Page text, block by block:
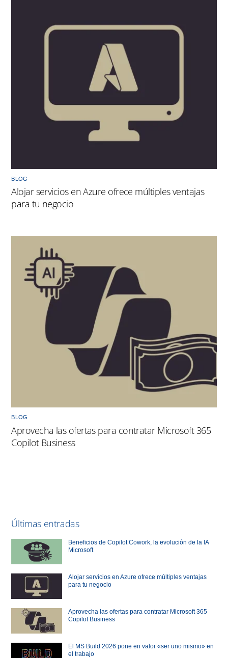
BLOG
Alojar servicios en Azure ofrece múltiples ventajas
para tu negocio
BLOG
Aprovecha las ofertas para contratar Microsoft 365
Copilot Business
Últimas entradas
Beneficios de Copilot Cowork, la evolución de la IA
Microsoft
Alojar servicios en Azure ofrece múltiples ventajas
para tu negocio
Aprovecha las ofertas para contratar Microsoft 365
Copilot Business
El MS Build 2026 pone en valor «ser uno mismo» en
el trabajo